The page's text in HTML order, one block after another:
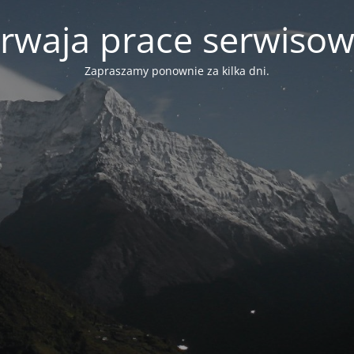
prace
Zapraszamy ponownie za kilka dni.